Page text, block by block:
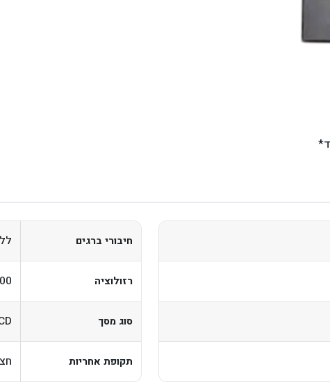
חיבורי ברגים
רזולוציה
סוג מסך
תקופת אחריות